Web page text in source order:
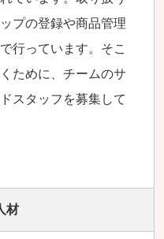
プの登録や商品管理
行っています。そこ
ために、チームのサ
スタッフを募集して
材